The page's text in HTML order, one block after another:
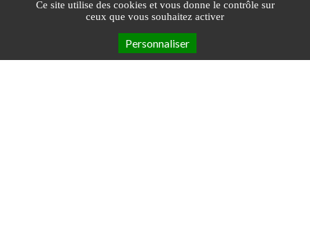
Réservations
Ce site utilise des cookies et vous donne le contrôle sur
ceux que vous souhaitez activer
Personnaliser